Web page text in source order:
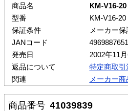
商品名
KM-V16-
型番
KM-V16-20
保証条件
メーカー保
JANコード
発売日
2002年11
返品について
特定商取
関連
メーカー
商品番号 41039839